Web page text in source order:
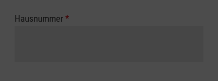
Hausnummer *